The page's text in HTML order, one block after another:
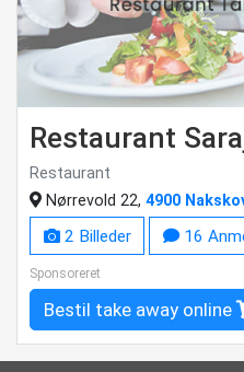
Restaurant
Restaurant
Nørrevold 22,4900
2 Billeder 16
Sponsoreret
Bestil take away online